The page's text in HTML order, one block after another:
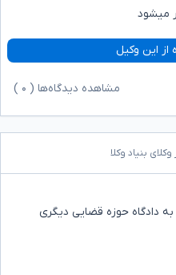
میشود
از این وکیل
مشاهده دیدگاه‌ها ( ۰
بنیاد وکلا
به دادگاه حوزه قضایی دیگری